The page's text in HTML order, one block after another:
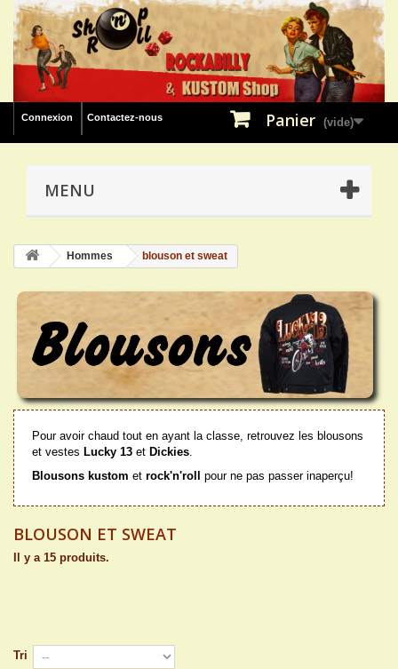
Connexion Contactez-nous Panier (vide)
MENU
Hommes blouson et sweat
Pour avoir chaud tout en ayant la classe, retrouvez les blousons
et vestes Lucky 13 et Dickies
Blousons kustom et rock'n'roll pour ne pas passer inaperçu!
BLOUSON ET SWEAT
Il y a 15 produits.
Tri